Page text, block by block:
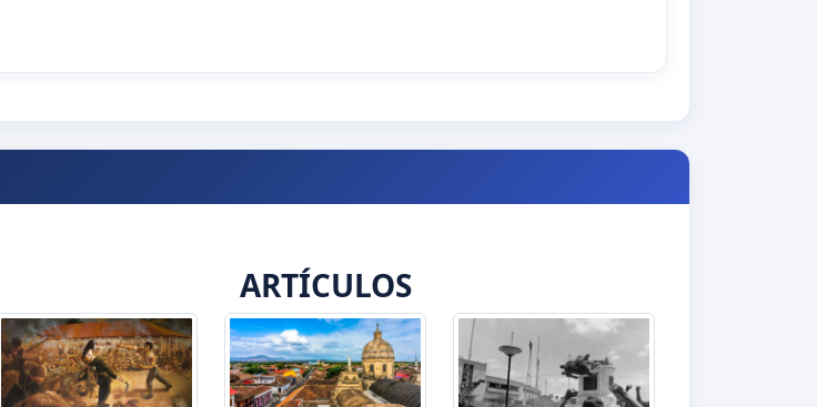
ARTÍCULOS